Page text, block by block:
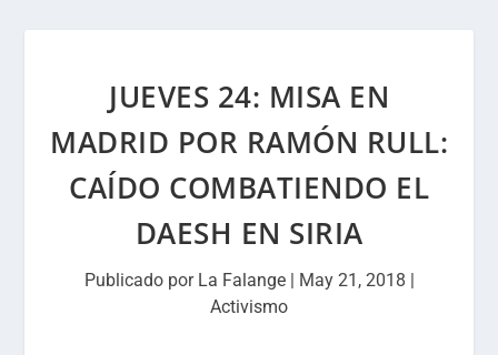
JUEVES 24: MISA EN
MADRID POR RAMÓN RULL:
CAÍDO COMBATIENDO EL
DAESH EN SIRIA
Publicado por La Falange| May 21, 2018 |
Activismo